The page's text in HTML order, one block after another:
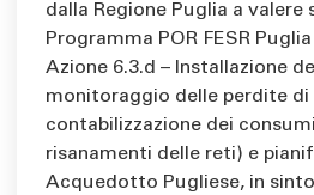
dalla Regione Puglia a valere
Programma POR FESR
Azione 6.3.d – Installazione
monitoraggio delle perdite di
contabilizzazione dei
risanamenti delle reti) e
Acquedotto Pugliese, in